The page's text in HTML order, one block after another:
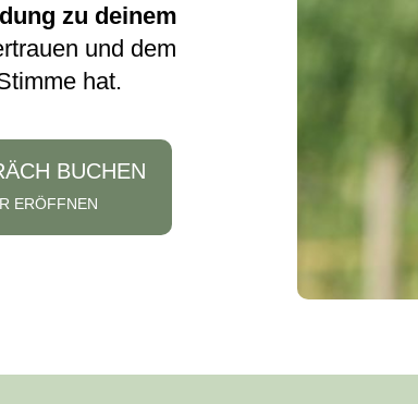
zu deinem
und dem
hat.
BUCHEN
ERÖFFNEN